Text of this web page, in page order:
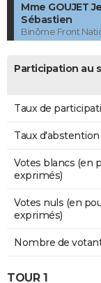
Mme GOUJET
Sébastien
Binôme Front
Participation au
Taux de
Taux d'abstention
Votes blancs (en
exprimés)
Votes nuls (en
exprimés)
Nombre de
TOUR 1